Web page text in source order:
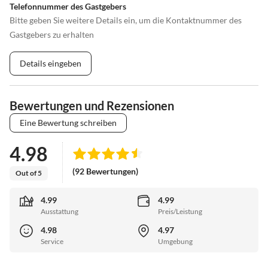
Telefonnummer des Gastgebers
Bitte geben Sie weitere Details ein, um die Kontaktnummer des
Gastgebers zu erhalten
Details eingeben
Bewertungen und Rezensionen
Eine Bewertung schreiben
4.98
Out of 5 (92 Bewertungen)
4.99
Ausstattung
4.99
Preis/Leistung
4.98
Service
4.97
Umgebung